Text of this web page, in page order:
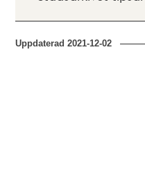
Uppdaterad2021-12-02